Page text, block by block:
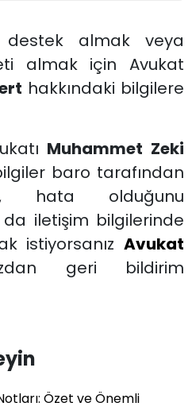
destek almak veya
almak için Avukat
hakkındaki bilgilere
Muhammet Zeki
baro tarafından
hata olduğunu
da iletişim bilgilerinde
istiyorsanız Avukat
geri bildirim
Özet ve Önemli